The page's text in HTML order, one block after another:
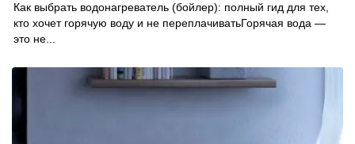
Как выбрать водонагреватель (бойлер): полный гид для тех,
кто хочет горячую воду и не переплачиватьГорячая вода —
это не...